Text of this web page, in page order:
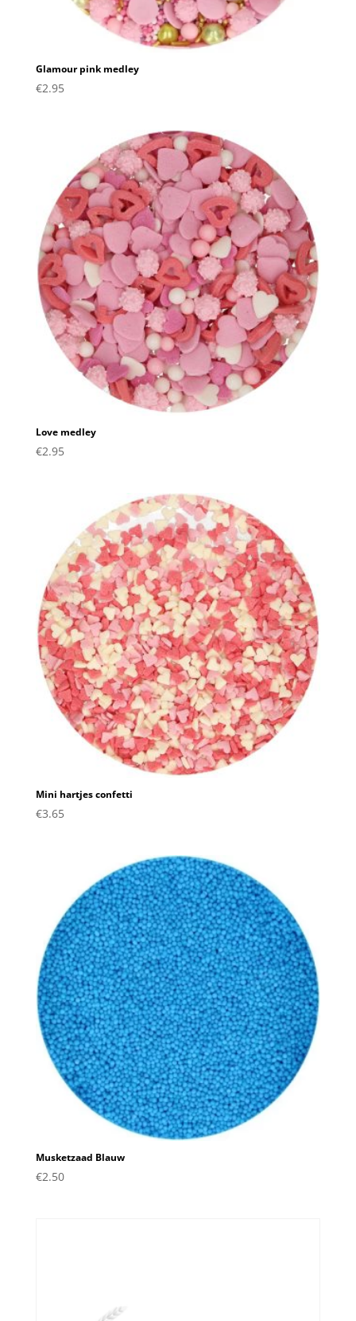
Glamour pink medley
€2.95
Love medley
€2.95
Mini hartjes confetti
€3.65
Musketzaad Blauw
€2.50